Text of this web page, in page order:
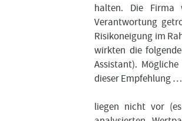
halten. Die Firma
Verantwortung
Risikoneigung im
wirkten die
Assistant).
dieser Empfehlung …
liegen nicht vor